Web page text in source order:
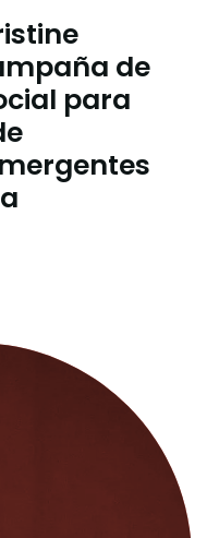
de
para